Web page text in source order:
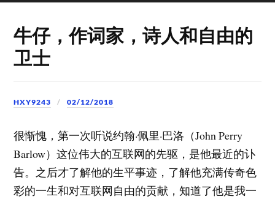
牛仔，作词家，诗人和自由的
卫士
HXY9243 02/12/2018
很惭愧，第一次听说约翰·佩里·巴洛（John Perry
Barlow）这位伟大的互联网的先驱，是他最近的讣
告。之后才了解他的生平事迹，了解他充满传奇色
彩的一生和对互联网自由的贡献，知道了他是我一